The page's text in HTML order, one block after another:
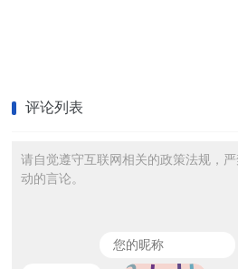
评论列表
请自觉遵守互联网相关的政策法规，
动的言论。